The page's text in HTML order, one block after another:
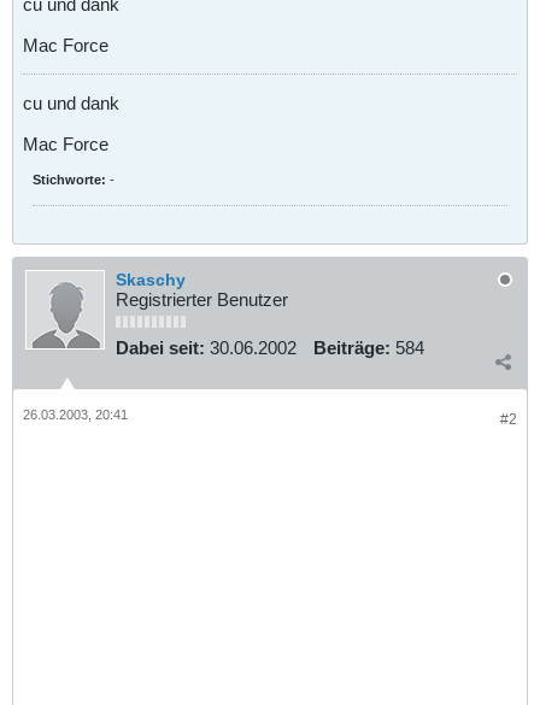
Mac Force
cu und dank
Mac Force
Stichworte: -
Skaschy
Registrierter Benutzer
Dabei seit: 30.06.2002 Beiträge: 584
#2
26.03.2003, 20:41